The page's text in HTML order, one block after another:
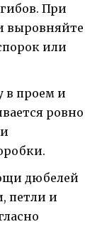
При
выровняйте
или
в проем и
ровно
дюбелей
петли и